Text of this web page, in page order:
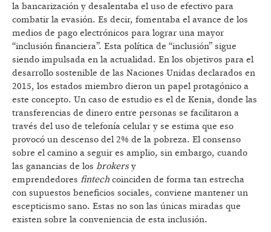
la bancarización y desalentaba el uso de efectivo para
combatir la evasión. Es decir, fomentaba el avance de los
medios de pago electrónicos para lograr una mayor
“inclusión financiera”. Esta política de “inclusión” sigue
siendo impulsada en la actualidad. En los objetivos para el
desarrollo sostenible de las Naciones Unidas declarados en
2015, los estados miembro dieron un papel protagónico a
este concepto. Un caso de estudio es el de Kenia, donde las
transferencias de dinero entre personas se facilitaron a
través del uso de telefonía celular y se estima que eso
provocó un descenso del 2% de la pobreza. El consenso
sobre el camino a seguir es amplio, sin embargo, cuando
las ganancias de los brokersy
emprendedores fintech coinciden de forma tan estrecha
con supuestos beneficios sociales, conviene mantener un
escepticismo sano. Estas no son las únicas miradas que
existen sobre la conveniencia de esta inclusión.